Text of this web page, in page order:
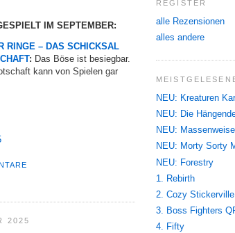
IM SEPTEMBER:
RINGE – DAS SCHICKSAL
: Das Böse ist besiegbar.
kann von Spielen gar
2025
REGISTER
alle Rezensionen
alles andere
NEU: Kreaturen
NEU: Die
NEU:
NEU: Morty Sorty
NEU: Forestry
1. Rebirth
2. Cozy Stickerville
3. Boss Fighters
4. Fifty